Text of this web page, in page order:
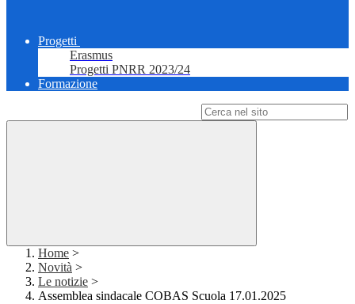
Progetti
Erasmus
Progetti PNRR 2023/24
Formazione
Home >
Novità >
Le notizie >
Assemblea sindacale COBAS Scuola 17.01.2025